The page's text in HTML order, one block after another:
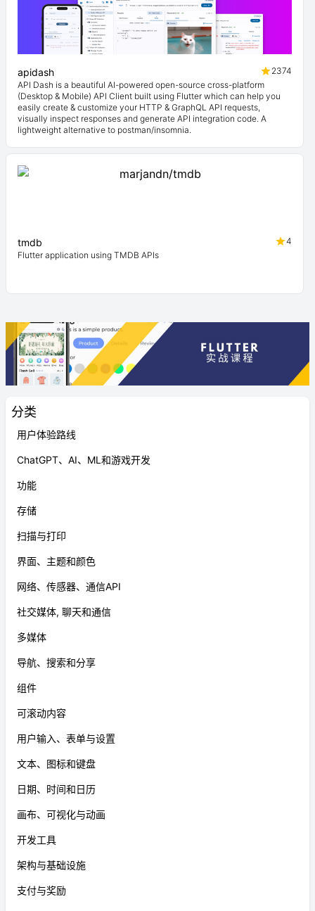
分类
用户体验路线
ChatGPT、AI、ML和游戏开发
功能
存储
扫描与打印
界面、主题和颜色
网络、传感器、通信API
社交媒体, 聊天和通信
多媒体
导航、搜索和分享
组件
可滚动内容
用户输入、表单与设置
文本、图标和键盘
日期、时间和日历
画布、可视化与动画
开发工具
架构与基础设施
支付与奖励
apidash
2374
API Dash is a beautiful AI-powered open-source cross-platform
(Desktop & Mobile) API Client built using Flutter which can help you
easily create & customize your HTTP & GraphQL API requests,
visually inspect responses and generate API integration code. A
lightweight alternative to postman/insomnia.
tmdb
4
Flutter application using TMDB APIs